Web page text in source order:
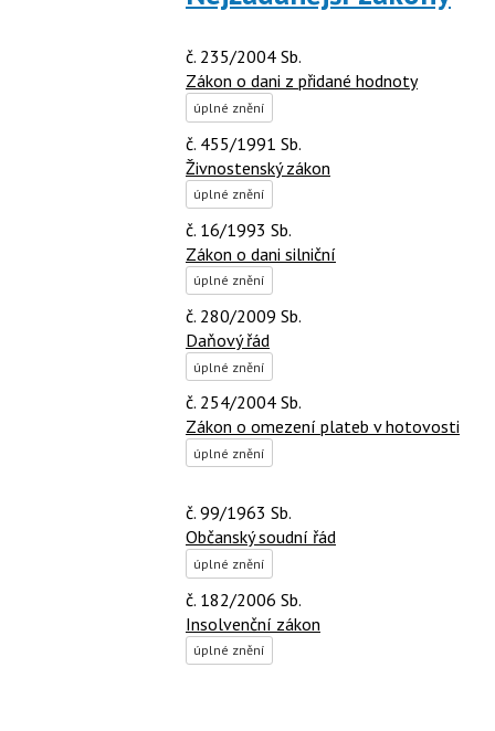
č. 235/2004 Sb.
Zákon o dani z přidané hodnoty
úplné znění
č. 455/1991 Sb.
Živnostenský zákon
úplné znění
č. 16/1993 Sb.
Zákon o dani silniční
úplné znění
č. 280/2009 Sb.
Daňový řád
úplné znění
č. 254/2004 Sb.
Zákon o omezení plateb v hotovosti
úplné znění
č. 99/1963 Sb.
Občanský soudní řád
úplné znění
č. 182/2006 Sb.
Insolvenční zákon
úplné znění